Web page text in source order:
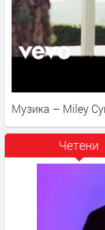
Музика – Miley
Четени